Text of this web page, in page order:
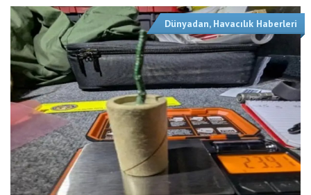
Dünyadan, Havacılık Haberleri